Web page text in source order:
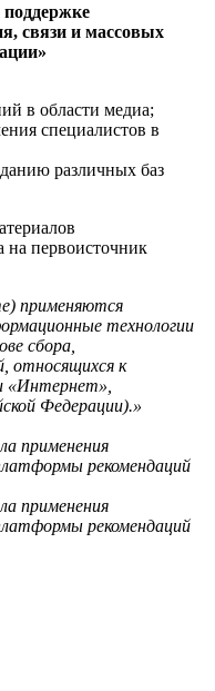
связи и массовых
в области медиа;
специалистов в
различных баз
на первоисточник
применяются
технологии
сбора,
относящихся к
«Интернет»,
Федерации).»
применения
рекомендаций
применения
рекомендаций